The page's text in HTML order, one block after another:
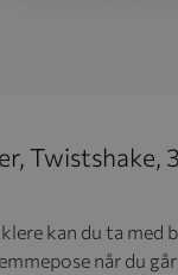
Twistshake,
kan du ta med
når du